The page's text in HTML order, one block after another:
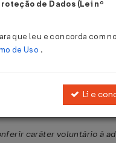
em 5 jun 2026
caráter voluntário à
de Dados (Lei nº
que leu e concorda com
de Uso .
Li e